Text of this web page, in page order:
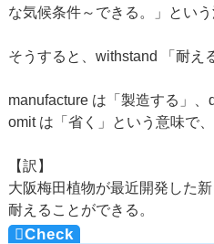
な気候条件～できる。」という
そうすると、withstand 「耐え
manufacture は「製造する」、
omit は「省く」という意味で
【訳】
大阪梅田植物が最近開発した
耐えることができる。